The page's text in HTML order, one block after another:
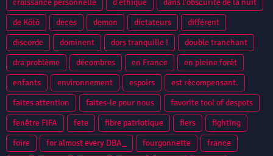
de Kötō
deces demon dictateurs
différent
discorde
dominent dors tranquille !
double tranchant
dra problème
décombres en France
en pleine forêt
enfants
environnement espoirs
est récompensant.
faites attention
faites-le pour nous
favorite tool of despots
fenêtre FIFA
fete fibre patriotique fiers
fighting
foire
for almost every DBA_ fourgonnette
france